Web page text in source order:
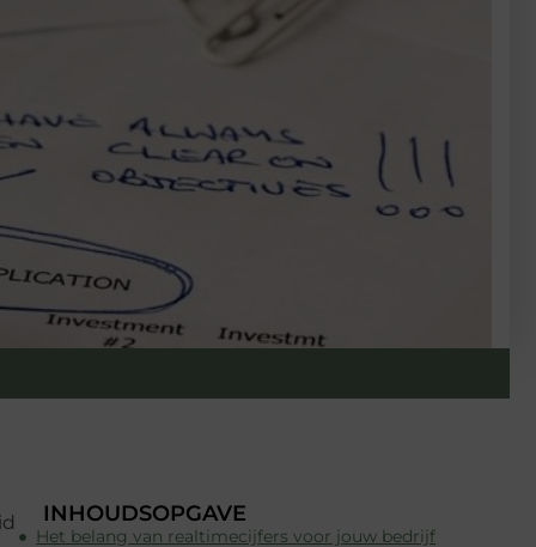
INHOUDSOPGAVE
Het belang van realtimecijfers voor jouw bedrijf